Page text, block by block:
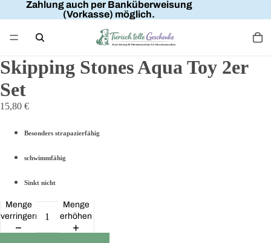
Zahlung auch per Banküberweisung
(Vorkasse) möglich.
Skipping Stones Aqua Toy 2er
Set
15,80 €
Besonders strapazierfähig
schwimmfähig
Sinkt nicht
Menge
verringern
Menge
erhöhen